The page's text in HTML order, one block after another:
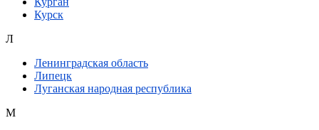
Курск
Л
Ленинградская область
Липецк
Луганская народная республика
М